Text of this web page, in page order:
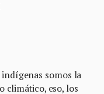
indígenas somos la
climático, eso, los